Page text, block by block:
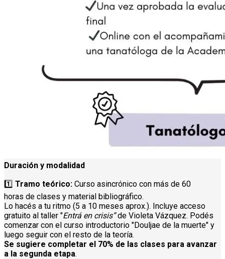
Duración y modalidad
1️⃣ Tramo teórico: Curso asincrónico con más de 60
horas de clases y material bibliográfico.
Lo hacés a tu ritmo (5 a 10 meses aprox.). Incluye acceso
gratuito al taller "Entrá en crisis”de Violeta Vázquez. Podés
comenzar con el curso introductorio "Douljae de la muerte" y
luego seguir con el resto de la teoría.
Se sugiere completar el 70% de las clases para avanzar
a la segunda etapa.